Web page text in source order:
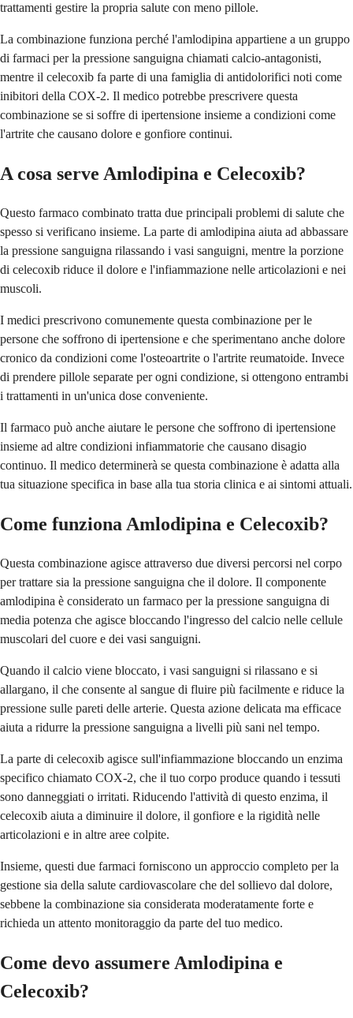
trattamenti gestire la propria salute con meno pillole.
La combinazione funziona perché l'amlodipina appartiene a un gruppo
di farmaci per la pressione sanguigna chiamati calcio-antagonisti,
mentre il celecoxib fa parte di una famiglia di antidolorifici noti come
inibitori della COX-2. Il medico potrebbe prescrivere questa
combinazione se si soffre di ipertensione insieme a condizioni come
l'artrite che causano dolore e gonfiore continui.
A cosa serve Amlodipina e Celecoxib?
Questo farmaco combinato tratta due principali problemi di salute che
spesso si verificano insieme. La parte di amlodipina aiuta ad abbassare
la pressione sanguigna rilassando i vasi sanguigni, mentre la porzione
di celecoxib riduce il dolore e l'infiammazione nelle articolazioni e nei
muscoli.
I medici prescrivono comunemente questa combinazione per le
persone che soffrono di ipertensione e che sperimentano anche dolore
cronico da condizioni come l'osteoartrite o l'artrite reumatoide. Invece
di prendere pillole separate per ogni condizione, si ottengono entrambi
i trattamenti in un'unica dose conveniente.
Il farmaco può anche aiutare le persone che soffrono di ipertensione
insieme ad altre condizioni infiammatorie che causano disagio
continuo. Il medico determinerà se questa combinazione è adatta alla
tua situazione specifica in base alla tua storia clinica e ai sintomi attuali.
Come funziona Amlodipina e Celecoxib?
Questa combinazione agisce attraverso due diversi percorsi nel corpo
per trattare sia la pressione sanguigna che il dolore. Il componente
amlodipina è considerato un farmaco per la pressione sanguigna di
media potenza che agisce bloccando l'ingresso del calcio nelle cellule
muscolari del cuore e dei vasi sanguigni.
Quando il calcio viene bloccato, i vasi sanguigni si rilassano e si
allargano, il che consente al sangue di fluire più facilmente e riduce la
pressione sulle pareti delle arterie. Questa azione delicata ma efficace
aiuta a ridurre la pressione sanguigna a livelli più sani nel tempo.
La parte di celecoxib agisce sull'infiammazione bloccando un enzima
specifico chiamato COX-2, che il tuo corpo produce quando i tessuti
sono danneggiati o irritati. Riducendo l'attività di questo enzima, il
celecoxib aiuta a diminuire il dolore, il gonfiore e la rigidità nelle
articolazioni e in altre aree colpite.
Insieme, questi due farmaci forniscono un approccio completo per la
gestione sia della salute cardiovascolare che del sollievo dal dolore,
sebbene la combinazione sia considerata moderatamente forte e
richieda un attento monitoraggio da parte del tuo medico.
Come devo assumere Amlodipina e
Celecoxib?